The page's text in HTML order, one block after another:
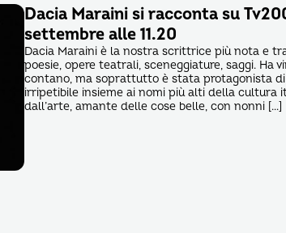
Dacia Maraini si racconta su
settembre alle 11.20
Dacia Maraini è la nostra scrittrice più nota e
poesie, opere teatrali, sceneggiature, saggi.
contano, ma soprattutto è stata protagonista
irripetibile insieme ai nomi più alti della cultura
dall’arte, amante delle cose belle, con nonni […]